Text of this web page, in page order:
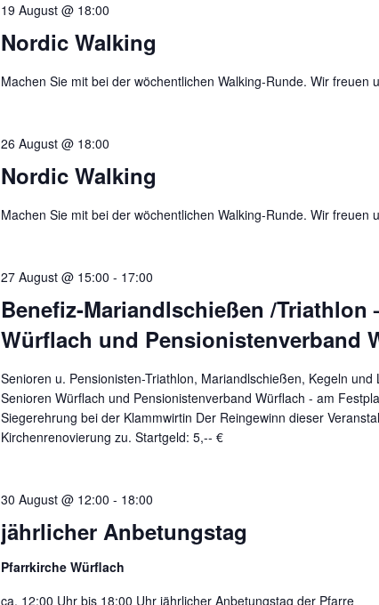
Nordic Walking
19 August @ 18:00
Machen Sie mit bei der wöchentlichen Walking-Runde. Wir freuen
Nordic Walking
26 August @ 18:00
Machen Sie mit bei der wöchentlichen Walking-Runde. Wir freuen
Benefiz-Mariandlschießen /Triathlon
Würflach und Pensionistenverband
27 August @ 15:00 - 17:00
Senioren u. Pensionisten-Triathlon, Mariandlschießen, Kegeln
Senioren Würflach und Pensionistenverband Würflach - am
Siegerehrung bei der Klammwirtin Der Reingewinn dieser
Kirchenrenovierung zu. Startgeld: 5,-- €
jährlicher Anbetungstag
30 August @ 12:00 - 18:00
Pfarrkirche Würflach
ca. 12:00 Uhr bis 18:00 Uhr jährlicher Anbetungstag der Pfarre